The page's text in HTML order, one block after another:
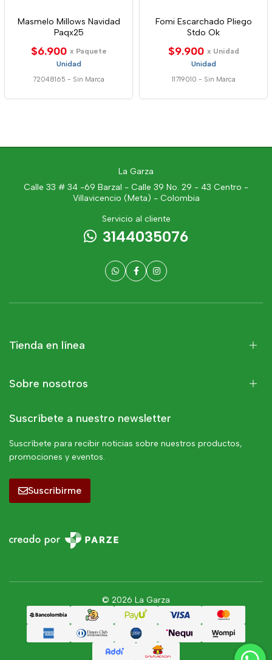
Masmelo Millows Navidad
Paqx25
$6.900 x Paquete
Unidad
72048165 - Sin Marca
Fomi Escarchado Pliego
Stdo Ok
$9.900 x Unidad
Unidad
11719010 - Sin Marca
La Garza
Calle 33 # 34 -69 Barzal - Calle 39 No. 29 - 43 Centro -
Villavicencio (Meta) - Colombia
Servicio al cliente
3144035076
Tienda en línea
Sobre nosotros
Suscríbete a nuestro newsletter
Suscríbete para recibir noticias sobre nuestros productos,
promociones y eventos.
Suscribirme
© 2026 La Garza